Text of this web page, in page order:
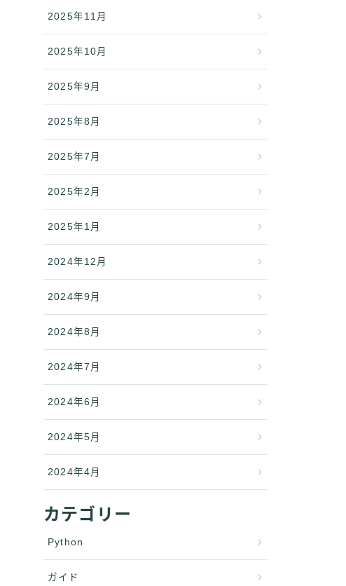
2025年11月
2025年10月
2025年9月
2025年8月
2025年7月
2025年2月
2025年1月
2024年12月
2024年9月
2024年8月
2024年7月
2024年6月
2024年5月
2024年4月
カテゴリー
Python
ガイド